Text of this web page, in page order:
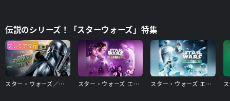
伝説のシリーズ！「スターウォーズ」特集
プレミア先行
スター・ウォーズ／マンダロリアン・アンド・グローグー スター・ウォーズ エピソード4/新たなる希望 スター・ウォーズ エピソード5/帝国の逆襲